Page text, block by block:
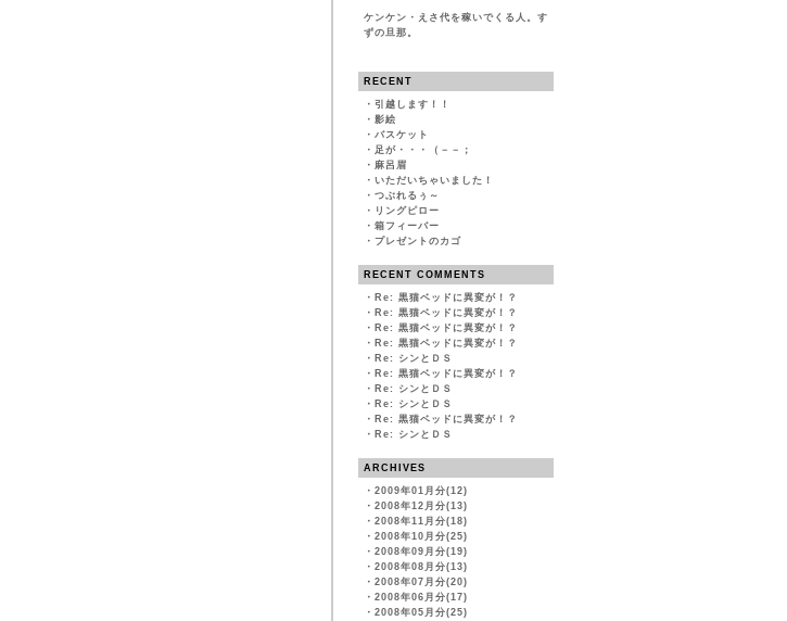
ケンケン・えさ代を稼いでくる人。す
ずの旦那。
RECENT
・ 引越します！！
・ 影絵
・ バスケット
・ 足が・・・（－－；
・ 麻呂眉
・ いただいちゃいました！
・ つぶれるぅ～
・ リングピロー
・ 箱フィーバー
・ プレゼントのカゴ
RECENT COMMENTS
・ Re: 黒猫ベッドに異変が！？
・ Re: 黒猫ベッドに異変が！？
・ Re: 黒猫ベッドに異変が！？
・ Re: 黒猫ベッドに異変が！？
・ Re: シンとＤＳ
・ Re: 黒猫ベッドに異変が！？
・ Re: シンとＤＳ
・ Re: シンとＤＳ
・ Re: 黒猫ベッドに異変が！？
・ Re: シンとＤＳ
ARCHIVES
・ 2009年01月分(12)
・ 2008年12月分(13)
・ 2008年11月分(18)
・ 2008年10月分(25)
・ 2008年09月分(19)
・ 2008年08月分(13)
・ 2008年07月分(20)
・ 2008年06月分(17)
・ 2008年05月分(25)